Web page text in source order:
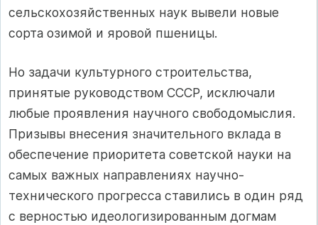
сельскохозяйственных наук вывели новые
сорта озимой и яровой пшеницы.
Но задачи культурного строительства,
принятые руководством СССР, исключали
любые проявления научного свободомыслия.
Призывы внесения значительного вклада в
обеспечение приоритета советской науки на
самых важных направлениях научно-
технического прогресса ставились в один ряд
с верностью идеологизированным догмам